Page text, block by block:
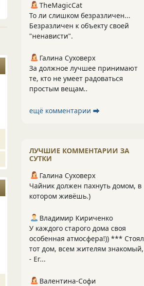
TheMagicCat
То ли слишком безразличен...
Безразличен к объекту своей
"ненависти".
Галина Суховерх
За должное лучшее принимают
те, кто не умеет радоваться
простым вещам..
ещё комментарии ⮕
ЛУЧШИЕ КОММЕНТАРИИ ЗА
СУТКИ
Галина Суховерх
Чайник должен пахнуть домом, в
котором живёшь.)
Владимир Кириченко
У каждого старого дома своя
особенная атмосфера!)) *** Стоял
тот дом, всем жителям знакомый,
- Ег...
Валентина-Софи